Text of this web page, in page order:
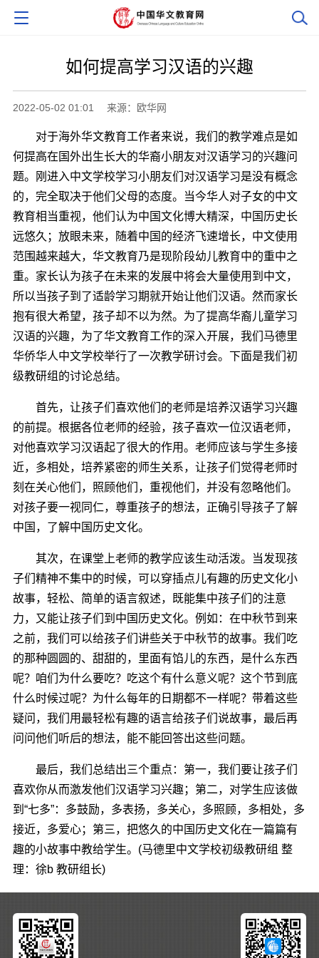
如何提高学习汉语的兴趣
2022-05-02 01:01 来源：欧华网
对于海外华文教育工作者来说，我们的教学难点是如
何提高在国外出生长大的华裔小朋友对汉语学习的兴趣问
题。刚进入中文学校学习小朋友们对汉语学习是没有概念
的，完全取决于他们父母的态度。当今华人对子女的中文
教育相当重视，他们认为中国文化博大精深，中国历史长
远悠久；放眼未来，随着中国的经济飞速增长，中文使用
范围越来越大，华文教育乃是现阶段幼儿教育中的重中之
重。家长认为孩子在未来的发展中将会大量使用到中文，
所以当孩子到了适龄学习期就开始让他们汉语。然而家长
抱有很大希望，孩子却不以为然。为了提高华裔儿童学习
汉语的兴趣，为了华文教育工作的深入开展，我们马德里
华侨华人中文学校举行了一次教学研讨会。下面是我们初
级教研组的讨论总结。
首先，让孩子们喜欢他们的老师是培养汉语学习兴趣
的前提。根据各位老师的经验，孩子喜欢一位汉语老师，
对他喜欢学习汉语起了很大的作用。老师应该与学生多接
近，多相处，培养紧密的师生关系，让孩子们觉得老师时
刻在关心他们，照顾他们，重视他们，并没有忽略他们。
对孩子要一视同仁，尊重孩子的想法，正确引导孩子了解
中国，了解中国历史文化。
其次，在课堂上老师的教学应该生动活泼。当发现孩
子们精神不集中的时候，可以穿插点儿有趣的历史文化小
故事，轻松、简单的语言叙述，既能集中孩子们的注意
力，又能让孩子们到中国历史文化。例如：在中秋节到来
之前，我们可以给孩子们讲些关于中秋节的故事。我们吃
的那种圆圆的、甜甜的，里面有馅儿的东西，是什么东西
呢？咱们为什么要吃？吃这个有什么意义呢？这个节到底
什么时候过呢？为什么每年的日期都不一样呢？带着这些
疑问，我们用最轻松有趣的语言给孩子们说故事，最后再
问问他们听后的想法，能不能回答出这些问题。
最后，我们总结出三个重点：第一，我们要让孩子们
喜欢你从而激发他们汉语学习兴趣；第二，对学生应该做
到“七多”：多鼓励，多表扬，多关心，多照顾，多相处，多
接近，多爱心；第三，把悠久的中国历史文化在一篇篇有
趣的小故事中教给学生。(马德里中文学校初级教研组 整
理：徐b 教研组长)